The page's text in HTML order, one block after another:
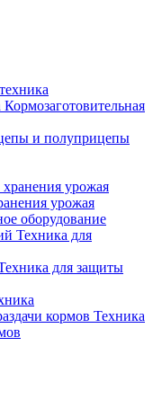
Кормозаготовительная
и полуприцепы
урожая
оборудование
Техника для
для защиты
Техника